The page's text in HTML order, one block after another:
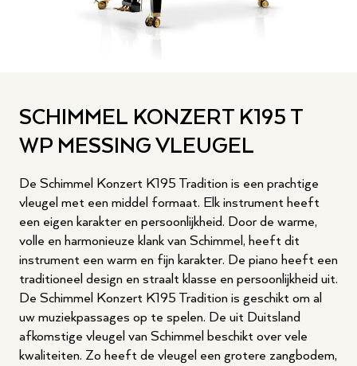
SCHIMMEL KONZERT K195 T
WP MESSING VLEUGEL
De Schimmel Konzert K195 Tradition is een prachtige
vleugel met een middel formaat. Elk instrument heeft
een eigen karakter en persoonlijkheid. Door de warme,
volle en harmonieuze klank van Schimmel, heeft dit
instrument een warm en fijn karakter. De piano heeft een
traditioneel design en straalt klasse en persoonlijkheid uit.
De Schimmel Konzert K195 Tradition is geschikt om al
uw muziekpassages op te spelen. De uit Duitsland
afkomstige vleugel van Schimmel beschikt over vele
kwaliteiten. Zo heeft de vleugel een grotere zangbodem,